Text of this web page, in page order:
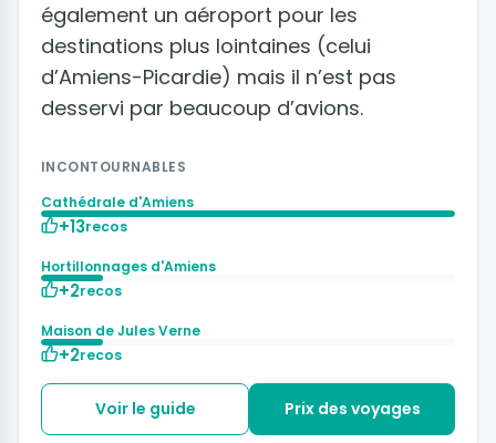
également un aéroport pour les
destinations plus lointaines (celui
d’Amiens-Picardie) mais il n’est pas
desservi par beaucoup d’avions.
INCONTOURNABLES
Cathédrale d'Amiens
+13recos
Hortillonnages d'Amiens
+2recos
Maison de Jules Verne
+2recos
Voir le guide Prix des voyages